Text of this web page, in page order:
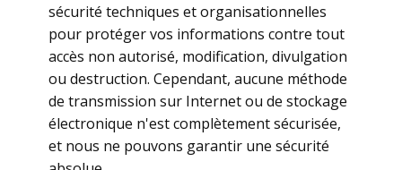
sécurité techniques et organisationnelles
pour protéger vos informations contre tout
accès non autorisé, modification, divulgation
ou destruction. Cependant, aucune méthode
de transmission sur Internet ou de stockage
électronique n'est complètement sécurisée,
et nous ne pouvons garantir une sécurité